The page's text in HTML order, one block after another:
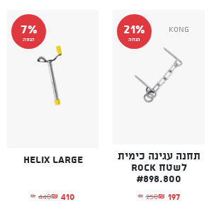
₪109.
₪102.
21%
הנחה
Kong
תחנה עגינה כימית
לשטח Rock
#898.800
₪ 250
המחיר המקורי היה: ₪250.₪ 197 המחיר הנוכחי הוא: ₪197.
7%
הנחה
Helix Large
₪ 440
המחיר המקורי₪ 410 המחיר הנוכחי